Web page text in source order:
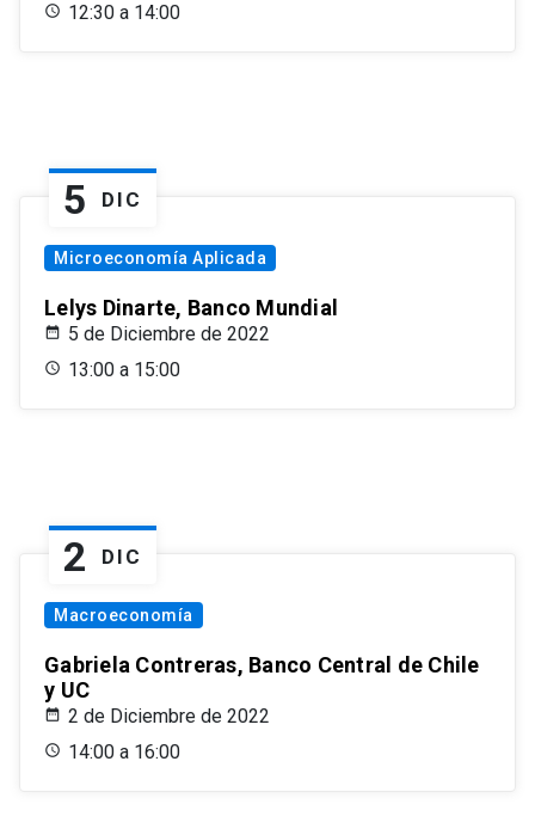
12:30 a 14:00
5 DIC
Microeconomía Aplicada
Lelys Dinarte, Banco Mundial
5 de Diciembre de 2022
13:00 a 15:00
2 DIC
Macroeconomía
Gabriela Contreras, Banco Central de Chile
y UC
2 de Diciembre de 2022
14:00 a 16:00